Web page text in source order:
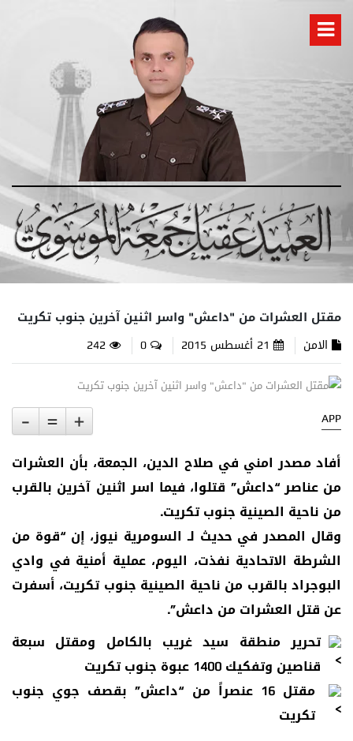
مقتل العشرات من "داعش" واسر اثنين آخرين جنوب تكريت
الامن
APP
+
=
-
أفاد مصدر امني في صلاح الدين، الجمعة، بأن العشرات
من عناصر “داعش” قتلوا، فيما اسر اثنين آخرين بالقرب
من ناحية الصينية جنوبتكريت.
وقال المصدر في حديث لـ السومرية نيوز، إن “قوة من
الشرطة الاتحادية نفذت، اليوم، عملية أمنية في وادي
البوجراد بالقرب من ناحية الصينية جنوب تكريت، أسفرت
عن قتل العشرات من داعش”.
تحرير منطقة سيد غريب بالكامل ومقتل سبعة
قناصين وتفكيك 1400 عبوة جنوب تكريت
مقتل 16 عنصراً من “داعش” بقصف جوي جنوب
تكريت